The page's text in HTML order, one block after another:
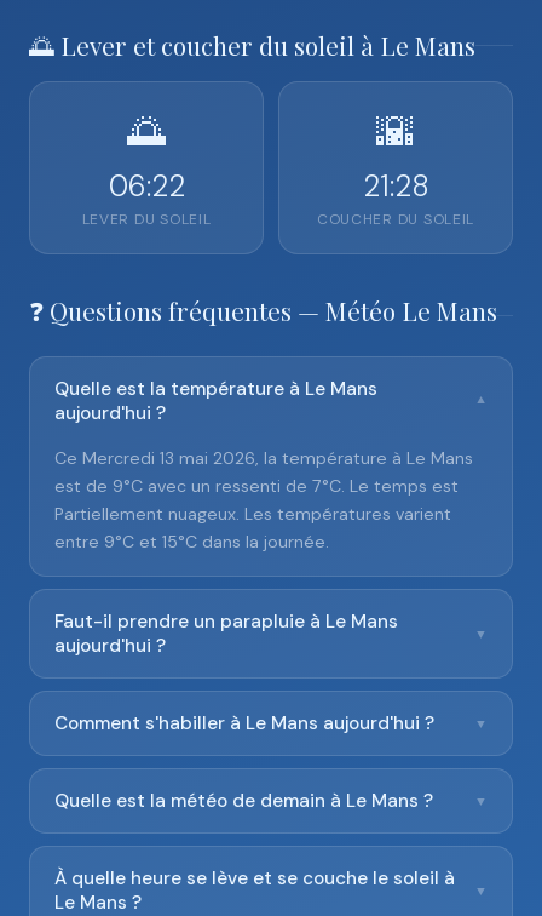
🌅 Lever et coucher du soleil à Le Mans
🌅
06:22
LEVER DU SOLEIL
🌇
21:28
COUCHER DU SOLEIL
❓ Questions fréquentes — Météo Le Mans
Quelle est la température à Le Mans
aujourd'hui ?
▼
Ce Mercredi 13 mai 2026, la température à Le Mans
est de 9°C avec un ressenti de 7°C. Le temps est
Partiellement nuageux. Les températures varient
entre 9°C et 15°C dans la journée.
Faut-il prendre un parapluie à Le Mans
aujourd'hui ?
▼
Comment s'habiller à Le Mans aujourd'hui ? ▼
Quelle est la météo de demain à Le Mans ? ▼
À quelle heure se lève et se couche le soleil à
Le Mans ?
▼